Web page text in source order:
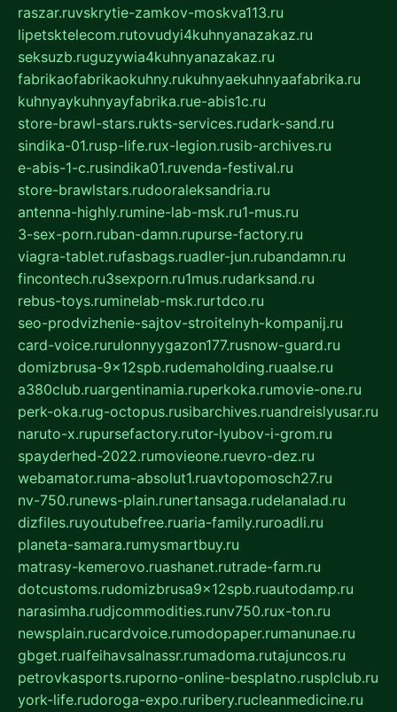
raszar.ruvskrytie-zamkov-moskva113.ru
lipetsktelecom.rutovudyi4kuhnyanazakaz.ru
seksuzb.ruguzywia4kuhnyanazakaz.ru
fabrikaofabrikaokuhny.rukuhnyaekuhnyaafabrika.ru
kuhnyaykuhnyayfabrika.rue-abis1c.ru
store-brawl-stars.rukts-services.rudark-sand.ru
sindika-01.rusp-life.rux-legion.rusib-archives.ru
e-abis-1-c.rusindika01.ruvenda-festival.ru
store-brawlstars.rudooraleksandria.ru
antenna-highly.rumine-lab-msk.ru1-mus.ru
3-sex-porn.ruban-damn.rupurse-factory.ru
viagra-tablet.rufasbags.ruadler-jun.rubandamn.ru
fincontech.ru3sexporn.ru1mus.rudarksand.ru
rebus-toys.ruminelab-msk.rurtdco.ru
seo-prodvizhenie-sajtov-stroitelnyh-kompanij.ru
card-voice.rurulonnyygazon177.rusnow-guard.ru
domizbrusa-9x12spb.rudemaholding.ruaalse.ru
a380club.ruargentinamia.ruperkoka.rumovie-one.ru
perk-oka.rug-octopus.rusibarchives.ruandreislyusar.ru
naruto-x.rupursefactory.rutor-lyubov-i-grom.ru
spayderhed-2022.rumovieone.ruevro-dez.ru
webamator.ruma-absolut1.ruavtopomosch27.ru
nv-750.runews-plain.runertansaga.rudelanalad.ru
dizfiles.ruyoutubefree.ruaria-family.ruroadli.ru
planeta-samara.rumysmartbuy.ru
matrasy-kemerovo.ruashanet.rutrade-farm.ru
dotcustoms.rudomizbrusa9x12spb.ruautodamp.ru
narasimha.rudjcommodities.runv750.rux-ton.ru
newsplain.rucardvoice.rumodopaper.rumanunae.ru
gbget.rualfeihavsalnassr.rumadoma.rutajuncos.ru
petrovkasports.ruporno-online-besplatno.rusplclub.ru
york-life.rudoroga-expo.ruribery.rucleanmedicine.ru